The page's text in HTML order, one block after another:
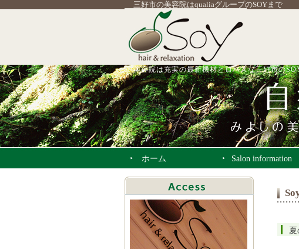
三好市の美容院はqualiaグループのSOYまで
美容院は充実の最新機材とロハスな三好市の
ホーム Salon information
夏